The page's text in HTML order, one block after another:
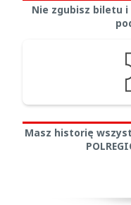
Nie zgubisz biletu
Masz historię